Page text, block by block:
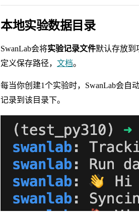
本地实验数据目录
SwanLab会将实验记录文件默认存放到
定义保存路径， 文档。
每当你创建1个实验时，SwanLab会自
记录到该目录下。